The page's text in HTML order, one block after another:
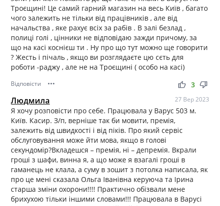
Троєщині! Це самий гарний магазин на весь Київ , багато
чого залежить не тільки від працівників , але від
начальства , яке рахує всіх за рабів . В залі безлад ,
полиці голі , цінники не відповідаю зажди причому, за
що на касі коснієш ти . Ну про що тут можно ще говорити
? Жесть і пічаль , якщо ви розглядаєте цю сєть для
роботи -раджу , але не на Троєщині ( особо на касі)
Відповісти ••• thumb_up thumb_down
3
Людмила 27 Вер 2023
Я хочу розповісти про себе. Працювала у Варус 503 м.
Київ. Касир. З/п, верніше так би мовити, премія,
залежить від швидкості і від піків. Про який сервіс
обслуговування може йти мова, якщо в голові
секундомір?Вкладешся – премія, ні – депремія. Вкрали
гроші з шафи, винна я, а що може я взагалі гроші в
гаманець не клала, а суму в зошит з потолка написала, як
про це мені сказала Ольга Іванівна керуюча та Ірина
старша зміни охорони!!!! Практично обізвали мене
брихухою тільки іншими словами!!! Працювала в Варусі